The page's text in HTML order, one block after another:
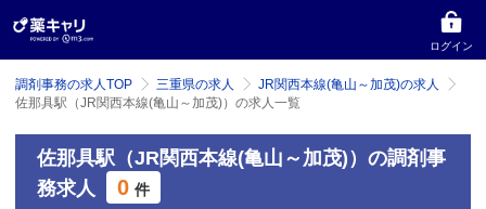
ログイン
調剤事務の求人TOP 三重県の求人
JR関西本線(亀山～加茂)の求人
佐那具駅（JR関西本線(亀山～加茂)）の求人一覧
佐那具駅（JR関西本線(亀山～加茂)）の調剤事
務求人
0 件